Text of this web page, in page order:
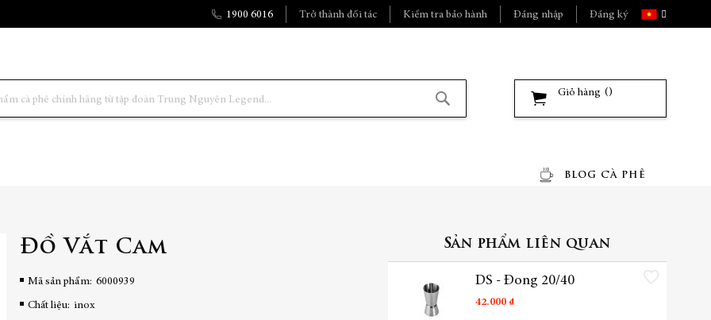
Ngôn
ngữ
Trở thành đối tác Đăng nhập
1900 6016 Kiểm tra bảo hành Đăng ký
Giỏ hàng
BLOG CÀ PHÊ
Đồ Vắt Cam
Mã sản phẩm 6000939
Chất liệu: inox
Sản phẩm liên quan
DS - Đong 20/40
42.000 ₫
Thêm vào danh sách yêu